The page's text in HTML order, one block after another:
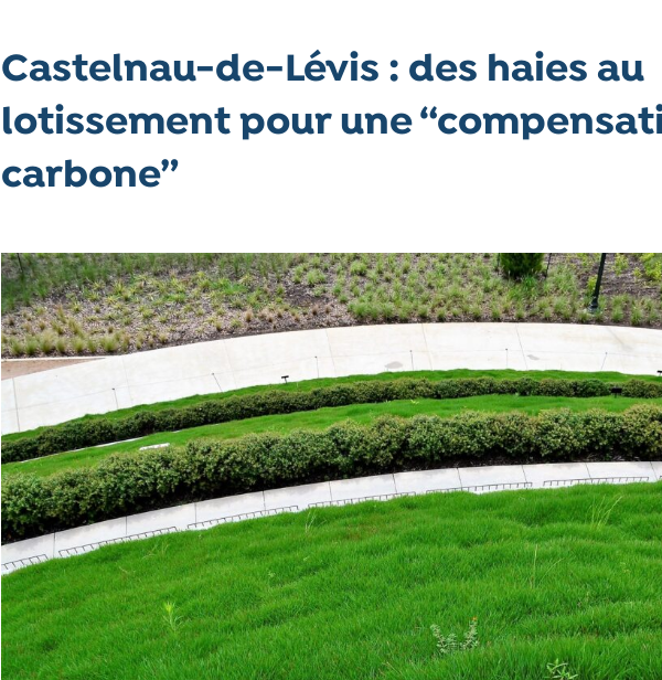
Castelnau-de-Lévis : des haies au
lotissement pour une
carbone”